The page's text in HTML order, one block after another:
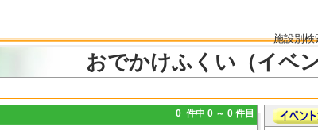
施設別
おでかけふくい（イベン
0 件中 0 ～ 0 件目